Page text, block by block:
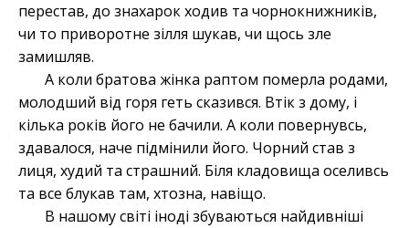
перестав, до знахарок ходив та чорнокнижників,
чи то приворотне зілля шукав, чи щось зле
замишляв.
А коли братова жінка раптом померла родами,
молодший від горя геть сказився. Втік з дому, і
кілька років його не бачили. А коли повернувсь,
здавалося, наче підмінили його. Чорний став з
лиця, худий та страшний. Біля кладовища оселивсь
та все блукав там, хтозна, навіщо.
В нашому світі іноді збуваються найдивніші